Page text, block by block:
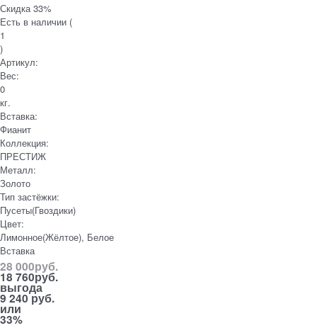
Скидка 33%
Есть в наличии (
1
)
Артикул:
Вес:
0
кг.
Вставка:
Фианит
Коллекция:
ПРЕСТИЖ
Металл:
Золото
Тип застёжки:
Пусеты(Гвоздики)
Цвет:
Лимонное(Жёлтое), Белое
Вставка
28 000руб.
18 760руб.
выгода
9 240 руб.
или
33%